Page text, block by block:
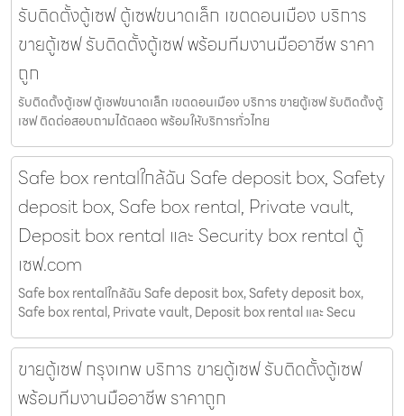
รับติดตั้งตู้เซฟ ตู้เซฟขนาดเล็ก เขตดอนเมือง บริการ
ขายตู้เซฟ รับติดตั้งตู้เซฟ พร้อมทีมงานมืออาชีพ ราคา
ถูก
รับติดตั้งตู้เซฟ ตู้เซฟขนาดเล็ก เขตดอนเมือง บริการ ขายตู้เซฟ รับติดตั้งตู้
เซฟ ติดต่อสอบถามได้ตลอด พร้อมให้บริการทั่วไทย
Safe box rentalใกล้ฉัน Safe deposit box, Safety
deposit box, Safe box rental, Private vault,
Deposit box rental และ Security box rental ตู้
เซฟ.com
Safe box rentalใกล้ฉัน Safe deposit box, Safety deposit box,
Safe box rental, Private vault, Deposit box rental และ Secu
ขายตู้เซฟ กรุงเทพ บริการ ขายตู้เซฟ รับติดตั้งตู้เซฟ
พร้อมทีมงานมืออาชีพ ราคาถูก